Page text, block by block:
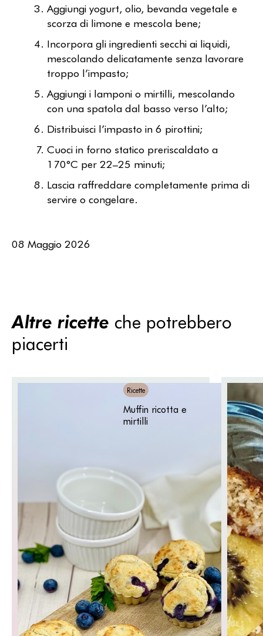
Aggiungi yogurt, olio, bevanda vegetale e
scorza di limone e mescola bene;
Incorpora gli ingredienti secchi ai liquidi,
mescolando delicatamente senza lavorare
troppo l’impasto;
Aggiungi i lamponi o mirtilli, mescolando
con una spatola dal basso verso l’alto;
Distribuisci l’impasto in 6 pirottini;
Cuoci in forno statico preriscaldato a
170°C per 22–25 minuti;
Lascia raffreddare completamente prima di
servire o congelare.
08 Maggio 2026
Altre ricette che potrebbero
piacerti
Ricette
Muffin ricotta e
mirtilli